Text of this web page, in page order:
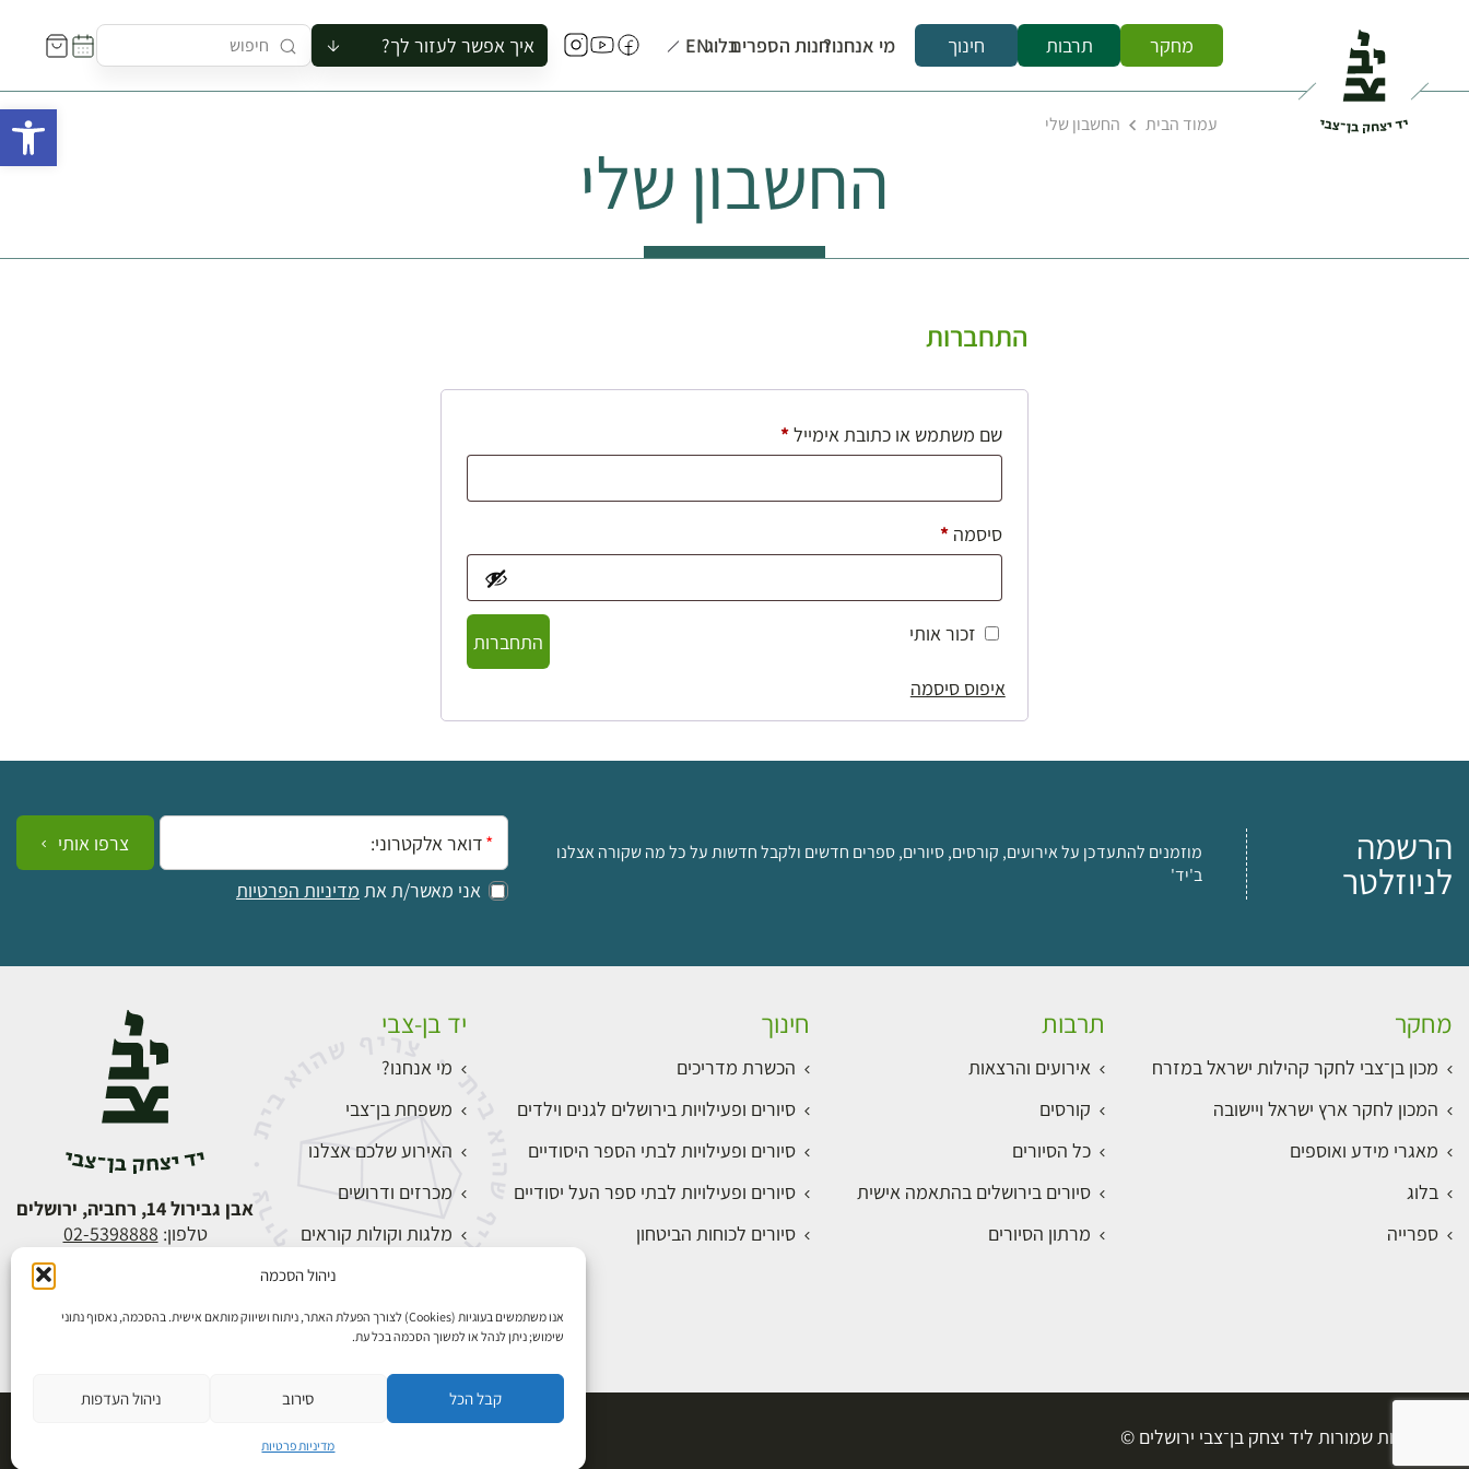
ניהול הסכמה
אנו משתמשים בעוגיות (Cookies) לצורך הפעלת האתר, ניתוח ושיווק מותאם אישית. בהסכמה, נאסוף נתוני
שימוש; ניתן לנהל או למשוך הסכמה בכל עת.
קבל הכל סירוב ניהול העדפות
מדיניות פרטיות
מחקר תרבות חינוך מי אנחנו?חנות הספריםבלוגEN איך אפשר לעזור לך?
להזמין סיור לקבוצה
לתאם ביקור בצריף
עמוד הבית החשבון שלי
החשבון שלי
התחברות
שם משתמש או כתובת אימייל*חובה
סיסמה*חובה
זכור אותי
התחברות
איפוס סיסמה
הרשמה
לניוזלטר
מוזמנים להתעדכן על אירועים, קורסים, סיורים, ספרים חדשים ולקבל חדשות על כל מה שקורה אצלנו
ב'יד'
אימייל:
אני מאשר/ת את מדיניות הפרטיות
צרפו אותי
מחקר
מכון בן־צבי לחקר קהילות ישראל במזרח
המכון לחקר ארץ ישראל ויישובה
מאגרי מידע ואוספים
בלוג
ספרייה
תרבות
אירועים והרצאות
קורסים
כל הסיורים
סיורים בירושלים בהתאמה אישית
מרתון הסיורים
חינוך
הכשרת מדריכים
סיורים ופעילויות בירושלים לגנים וילדים
סיורים ופעילויות לבתי הספר היסודיים
סיורים ופעילויות לבתי ספר העל יסודיים
סיורים לכוחות הביטחון
יד בן-צבי
מי אנחנו?
משפחת בן־צבי
האירוע שלכם אצלנו
מכרזים ודרושים
מלגות וקולות קוראים
התחברות
אבן גבירול 14, רחביה, ירושלים
טלפון: 02-5398888
כל הזכויות שמורות ליד יצחק בן־צבי ירושלים ©